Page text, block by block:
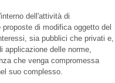
dell'attività di
di modifica oggetto del
sia pubblici che privati e,
applicazione delle norme,
che venga compromessa
suo complesso.